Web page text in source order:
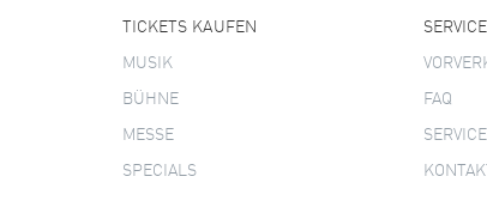
TICKETS KAUFEN
MUSIK
BÜHNE
MESSE
SPECIALS
FAQ
KONTAKT